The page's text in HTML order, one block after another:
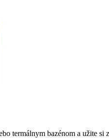
termálnym bazénom a užite si